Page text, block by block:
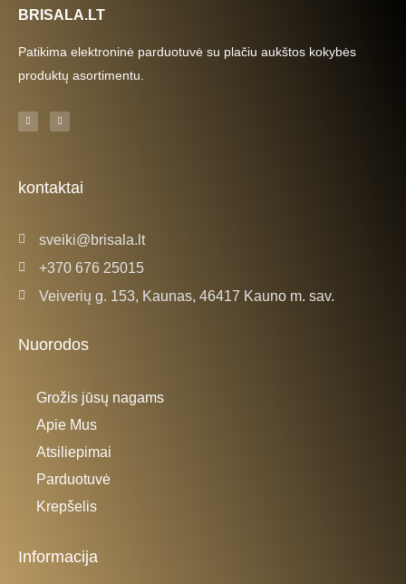
BRISALA.LT
Patikima elektroninė parduotuvė su plačiu aukštos kokybės
produktų asortimentu.
F
a
c
-
f
I
n
s
m
kontaktai
sveiki@brisala.lt
+370 676 25015
Veiverių g. 153, Kaunas, 46417 Kauno m. sav.
Nuorodos
Grožis jūsų nagams
Apie Mus
Atsiliepimai
Parduotuvė
Krepšelis
Informacija